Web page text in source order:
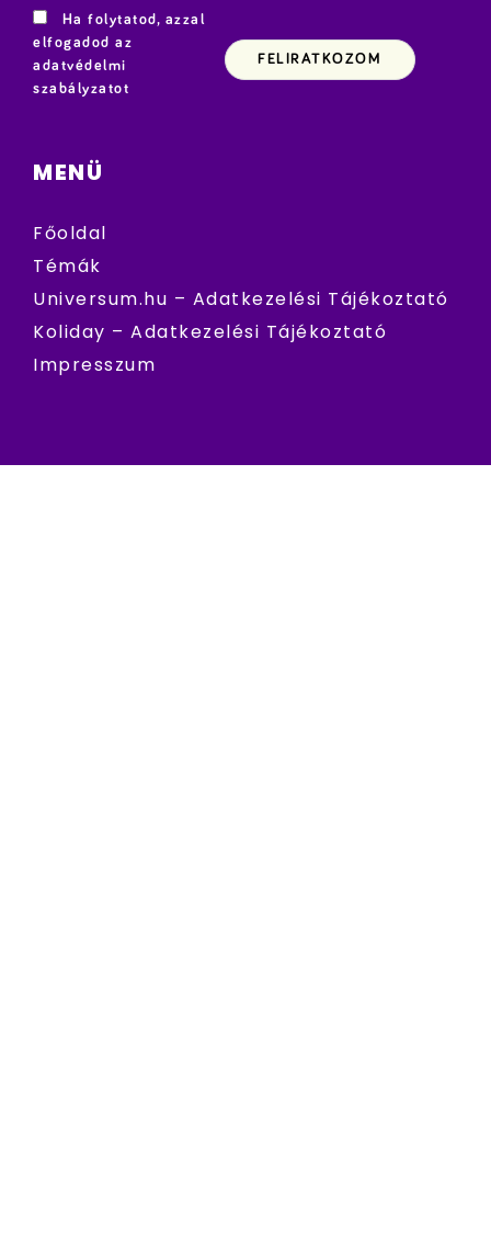
Ha folytatod, azzal
elfogadod az
adatvédelmi
szabályzatot
MENÜ
Főoldal
Témák
Universum.hu – Adatkezelési Tájékoztató
Koliday – Adatkezelési Tájékoztató
Impresszum